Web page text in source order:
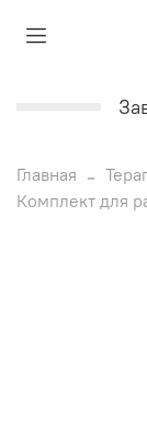
Главная
Комплект для